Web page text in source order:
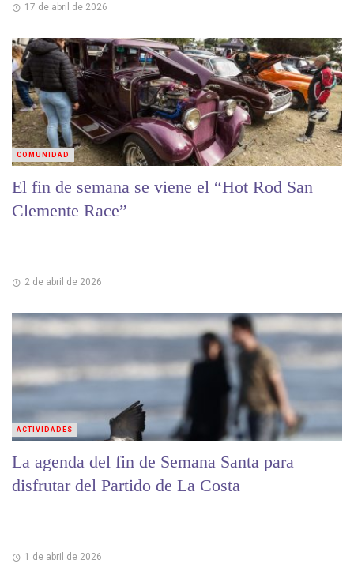
17 de abril de 2026
El fin de semana se viene el “Hot Rod San
Clemente Race”
2 de abril de 2026
COMUNIDAD
La agenda del fin de Semana Santa para
disfrutar del Partido de La Costa
1 de abril de 2026
ACTIVIDADES